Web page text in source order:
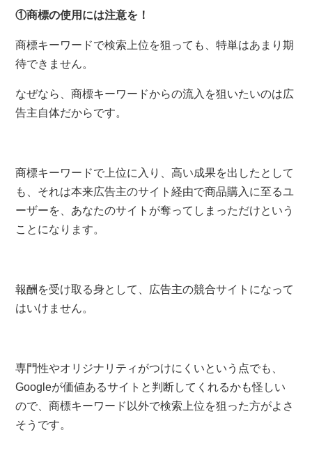
①商標の使用には注意を！
商標キーワードで検索上位を狙っても、特単はあまり期
待できません。
なぜなら、商標キーワードからの流入を狙いたいのは広
告主自体だからです。
商標キーワードで上位に入り、高い成果を出したとして
も、それは本来広告主のサイト経由で商品購入に至るユ
ーザーを、あなたのサイトが奪ってしまっただけという
ことになります。
報酬を受け取る身として、広告主の競合サイトになって
はいけません。
専門性やオリジナリティがつけにくいという点でも、
Googleが価値あるサイトと判断してくれるかも怪しい
ので、商標キーワード以外で検索上位を狙った方がよさ
そうです。